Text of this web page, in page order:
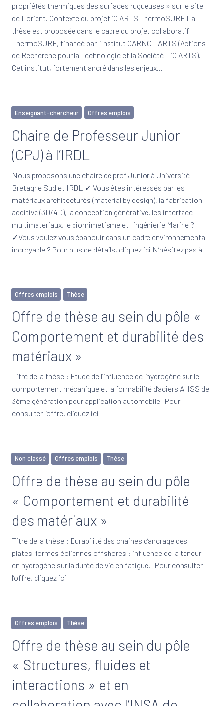
propriétés thermiques des surfaces rugueuses » sur le site
de Lorient. Contexte du projet iC ARTS ThermoSURF La
thèse est proposée dans le cadre du projet collaboratif
ThermoSURF, financé par l’Institut CARNOT ARTS (Actions
de Recherche pour la Technologie et la Société – iC ARTS).
Cet institut, fortement ancré dans les enjeux…
Enseignant-chercheur Offres emplois
Chaire de Professeur Junior
(CPJ) à l’IRDL
Nous proposons une chaire de prof Junior à Université
Bretagne Sud et IRDL ✓ Vous êtes intéressés par les
matériaux architecturés (material by design), la fabrication
additive (3D/4D), la conception générative, les interface
multimateriaux, le biomimetisme et l ingénierie Marine ?
✓Vous voulez vous épanouir dans un cadre environnemental
incroyable ? Pour plus de détails, cliquez ici N’hésitez pas à…
Offres emplois Thèse
Offre de thèse au sein du pôle «
Comportement et durabilité des
matériaux »
Titre de la thèse : Etude de l’influence de l’hydrogène sur le
comportement mécanique et la formabilité d’aciers AHSS de
3ème génération pour application automobile Pour
consulter l’offre, cliquez ici
Non classé Offres emplois Thèse
Offre de thèse au sein du pôle
« Comportement et durabilité
des matériaux »
Titre de la thèse : Durabilité des chaines d’ancrage des
plates-formes éoliennes offshores : influence de la teneur
en hydrogène sur la durée de vie en fatigue. Pour consulter
l’offre, cliquez ici
Offres emplois Thèse
Offre de thèse au sein du pôle
« Structures, fluides et
interactions » et en